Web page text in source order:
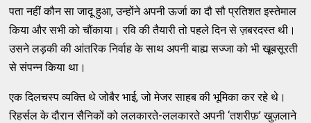
पता नहीं कौन सा जादू हुआ, उन्होंने अपनी ऊर्जा का दौ सौ प्रतिशत इस्तेमाल
किया और सभी को चौंकाया। रवि की तैयारी तो पहले दिन से ज़बरदस्त थी।
उसने लड़की की आंतरिक निर्वाह के साथ अपनी बाह्य सज्जा को भी खूबसूरती
से संपन्न किया था।
एक दिलचस्प व्यक्ति थे जोबैर भाई, जो मेजर साहब की भूमिका कर रहे थे।
रिहर्सल के दौरान सैनिकों को ललकारते-ललकारते अपनी ‘तशरीफ़’ खुज़लाने